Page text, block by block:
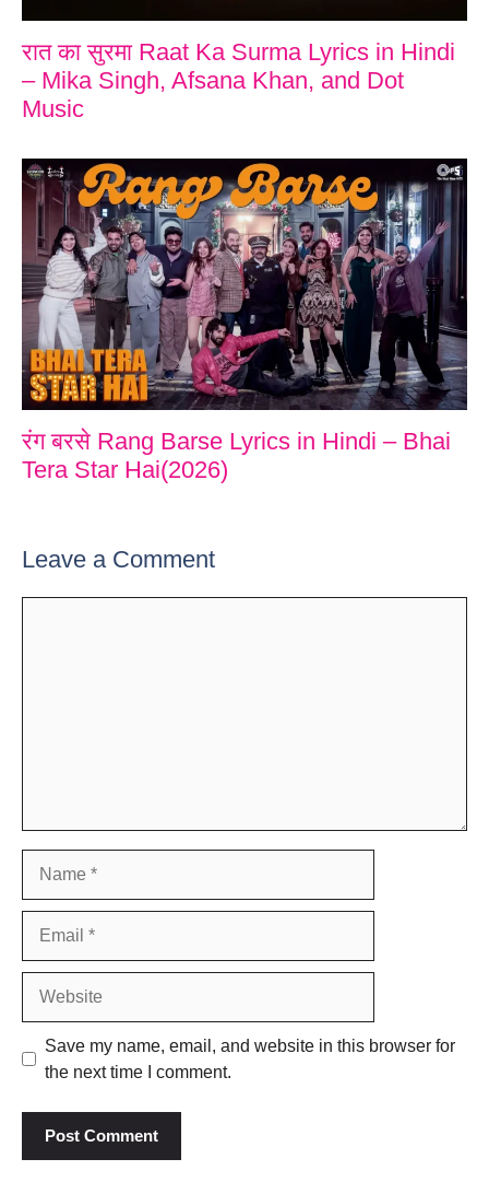
रात का सुरमा Raat Ka Surma Lyrics in Hindi
– Mika Singh, Afsana Khan, and Dot
Music
रंग बरसे Rang Barse Lyrics in Hindi – Bhai
Tera Star Hai(2026)
Leave a Comment
Save my name, email, and website in this browser for
the next time I comment.